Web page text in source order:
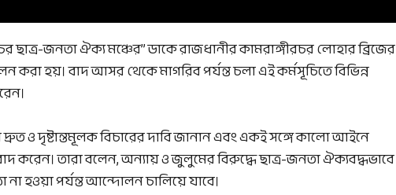
ছাত্র-জনতা ঐক্য মঞ্চের” ডাকে রাজধানীর কামরাঙ্গীরচর লোহার ব্রিজের
করা হয়। বাদ আসর থেকে মাগরিব পর্যন্ত চলা এই কর্মসূচিতে বিভিন্ন
দ্রুত ও দৃষ্টান্তমূলক বিচারের দাবি জানান এবং একই সঙ্গে কালো আইনে
করেন। তারা বলেন, অন্যায় ও জুলুমের বিরুদ্ধে ছাত্র-জনতা ঐক্যবদ্ধভাবে
না হওয়া পর্যন্ত আন্দোলন চালিয়ে যাবে।